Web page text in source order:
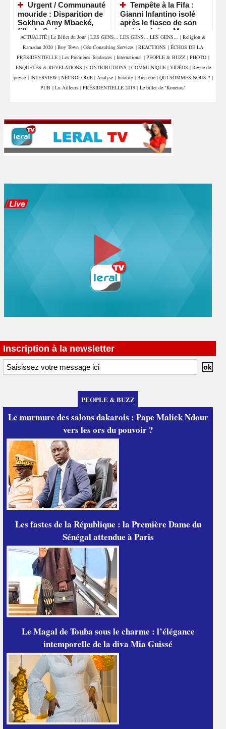
Urgent / Communauté
mouride : Disparition de
Sokhna Amy Mbacké,
fille de Serigne
Mountakha Mbacké
Tempête à la Fifa :
Gianni Infantino isolé
après le fiasco de son
projet privé au Maroc
ACTUALITÉ | Le Billet du Jour | LES GENS... LES GENS... LES GENS... | Religion &
Ramadan 2020 | Boy Town | Géo Consulting Services | REACTIONS | ÉCHOS DE LA
PRÉSIDENTIELLE | Les Premières Tendances | International | PEOPLE & BUZZ | PHOTO |
ENQUÊTES & REVELATIONS | CONTRIBUTIONS | COMMUNIQUE | VIDÉOS | Revue de
presse | INTERVIEW | NÉCROLOGIE | Analyse | Insolite | Bien être | QUI SOMMES NOUS ? |
PUB | Lu Ailleurs | PRÉSIDENTIELLE 2019 | Le billet de "Konetou"
Inscription à la newsletter
PEOPLE & BUZZ
Le murmure des salons dakarois : Pape Malick Ndour
vers les ors du pouvoir ?
Les fastes de la République : la Première Dame du
Sénégal attendue à Paris
Le Magal de Touba sous le charme : l’élégance
intemporelle de la diva Mia Guissé